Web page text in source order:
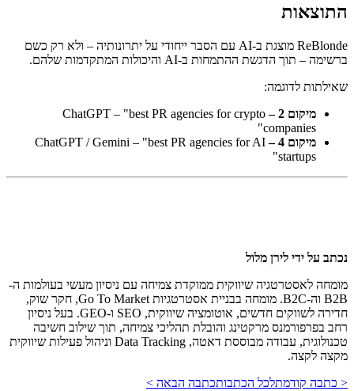
התוצאות
ReBlonde מוצגת ב-AI עם הסבר ייחודי על יתרונותיה – ולא רק כשם
ברשימה – תוך הדגשת ההתמחות ב-AI והיכולות המתקדמות שלהם.
שאילתות לדוגמה:
מיקום 2 –
ChatGPT – "best PR agencies for crypto
companies"
מיקום 4 –
ChatGPT / Gemini – "best PR agencies for AI
startups"
נכתב על ידי לירן מלול
מומחה לאסטרטגיה שיווקית ממוקדת צמיחה עם ניסיון מעשי בעולמות ה-
B2B וה-B2C. מומחה בבניית אסטרטגיות Go To Market, חקר שוק,
חדירה לשווקים חדשים, אוטומציה שיווקית, SEO ו-GEO. בעל ניסיון
רחב בפרפורמנס מרקטינג והובלת תהליכי צמיחה, תוך שילוב חשיבה
טכנולוגית, עבודה מבוססת דאטה, Data Tracking וניהול פעילות שיווקית
מקצה לקצה.
< כתבה קודמתלכל הכתבותכתבה הבאה >